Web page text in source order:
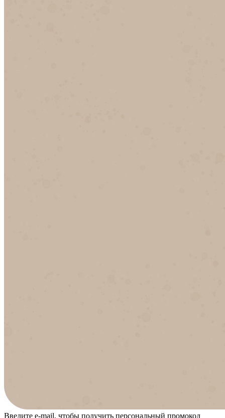
Введите e-mail, чтобы получить персональный промокод